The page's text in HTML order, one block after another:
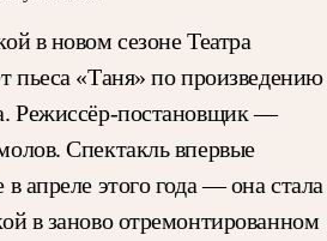
в новом сезоне Театра
пьеса «Таня» по произведению
Режиссёр-постановщик —
Спектакль впервые
апреле этого года — она стала
в заново отремонтированном